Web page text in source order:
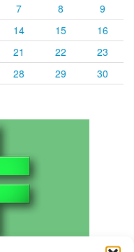
7 8
9
14 15
16
21 22
23
28 29
30